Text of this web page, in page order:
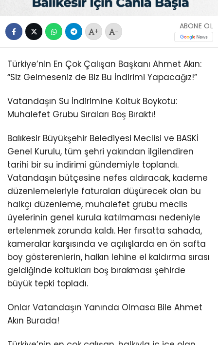
+ -
ABONE OL
Türkiye’nin En Çok Çalışan Başkanı Ahmet Akın:
“Siz Gelmeseniz de Biz Bu İndirimi Yapacağız!”
Vatandaşın Su İndirimine Koltuk Boykotu:
Muhalefet Grubu Sıraları Boş Bıraktı!
Balıkesir Büyükşehir Belediyesi Meclisi ve BASKİ
Genel Kurulu, tüm şehri yakından ilgilendiren
tarihi bir su indirimi gündemiyle toplandı.
Vatandaşın bütçesine nefes aldıracak, kademe
düzenlemeleriyle faturaları düşürecek olan bu
halkçı düzenleme, muhalefet grubu meclis
üyelerinin genel kurula katılmaması nedeniyle
ertelenmek zorunda kaldı. Her fırsatta sahada,
kameralar karşısında ve açılışlarda en ön safta
boy gösterenlerin, halkın lehine el kaldırma sırası
geldiğinde koltukları boş bırakması şehirde
büyük tepki topladı.
Onlar Vatandaşın Yanında Olmasa Bile Ahmet
Akın Burada!